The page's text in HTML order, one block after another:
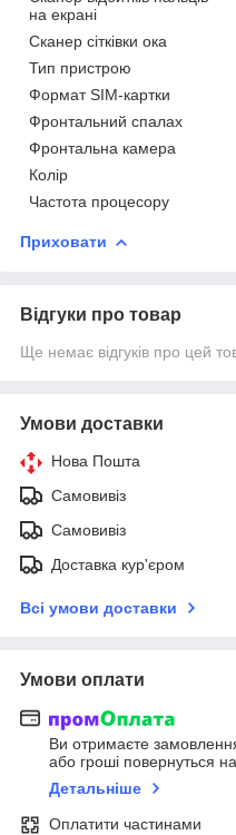
на екрані
Сканер сітківки ока
Тип пристрою
Формат SIM-картки
Фронтальний спалах
Фронтальна камера
Колір
Частота процесору
Приховати
Відгуки про товар
Ще немає відгуків про цей
Умови доставки
Нова Пошта
Самовивіз
Самовивіз
Доставка кур'єром
Всі умови доставки
Умови оплати
Ви отримаєте
або гроші повернуться
Детальніше
Оплатити частинами